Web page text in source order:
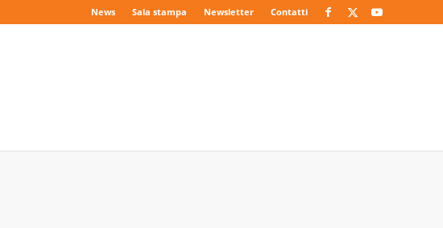
News Sala stampa Newsletter Contatti